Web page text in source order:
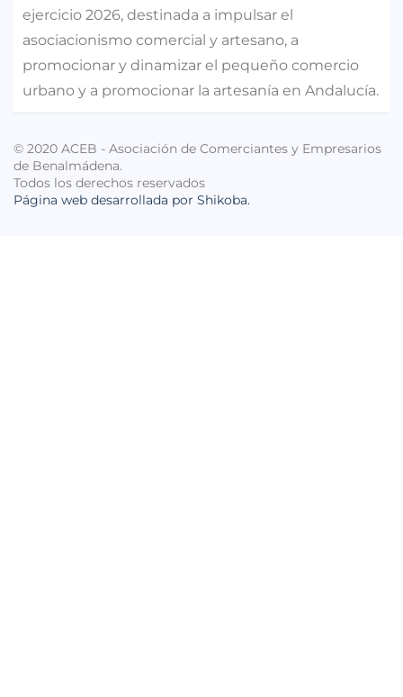
ejercicio 2026, destinada a impulsar el
asociacionismo comercial y artesano, a
promocionar y dinamizar el pequeño comercio
urbano y a promocionar la artesanía en Andalucía.
© 2020 ACEB - Asociación de Comerciantes y Empresarios
de Benalmádena.
Todos los derechos reservados
Página web desarrollada por Shikoba.